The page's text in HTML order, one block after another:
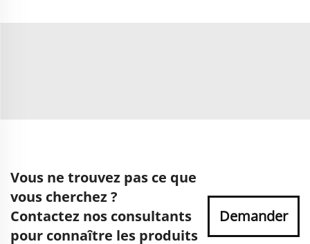
Vous ne trouvez pas ce que
vous cherchez ?
Contactez nos consultants
pour connaître les produits
Demander